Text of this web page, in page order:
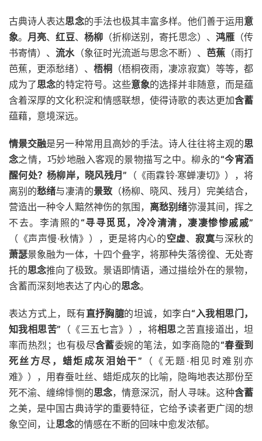
古典诗人表达思念的手法也极其丰富多样。他们善于运用 意
象。 月亮、红豆、 杨柳（折柳送别，寄托思念）、 鸿雁 （传
书寄情）、流水（象征时光流逝与思念不断）、 芭蕉（雨打
芭蕉，更添愁绪）、 梧桐 （梧桐夜雨，凄凉寂寞）等等，都
成为了思念的特定符号。这些意象的选择并非随意，而是蕴
含着深厚的文化积淀和情感联想，使得诗歌的表达更加含蓄
蕴藉，意境深远。
情景交融是另一种常用且高妙的手法。诗人往往将主观的思
念之情，巧妙地融入客观的景物描写之中。柳永的“今宵酒
醒何处？杨柳岸，晓风残月” （《雨霖铃·寒蝉凄切》），将
离别的愁绪与凄清的景致（杨柳、晓风、残月）完美结合，
营造出一种令人黯然神伤的氛围， 离愁别绪弥漫其间，挥之
不去。李清照的“寻寻觅觅，冷冷清清，凄凄惨惨戚戚”
（《声声慢·秋情》），更是将内心的空虚、寂寞与深秋的
萧瑟景象融为一体，十四个叠字，将那种失落徬徨、无处寄
托的思念推向了极致。景语即情语，通过描绘外在的景物，
含蓄而深刻地表达了内心的思念。
表达方式上，既有直抒胸臆的坦诚，如李白“入我相思门，
知我相思苦” （《三五七言》），将相思之苦直接道出，坦
率而热烈；也有极尽含蓄委婉的笔法，如李商隐的“春蚕到
死丝方尽，蜡炬成灰泪始干” （《无题·相见时难别亦
难》），用春蚕吐丝、蜡炬成灰的比喻，隐晦地表达那份至
死不渝、缠绵悱恻的思念，情意深沉，耐人寻味。这种含蓄
之美，是中国古典诗学的重要特征，它给予读者更广阔的想
象空间，让思念的情感在不断的回味中愈发浓郁。